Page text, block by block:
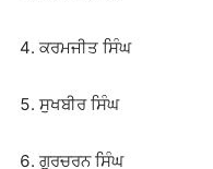
ਕਰਮਜੀਤ ਸਿੰਘ
ਸੁਖਬੀਰ ਸਿੰਘ
ਗੁਰਚਰਨ ਸਿੰਘ